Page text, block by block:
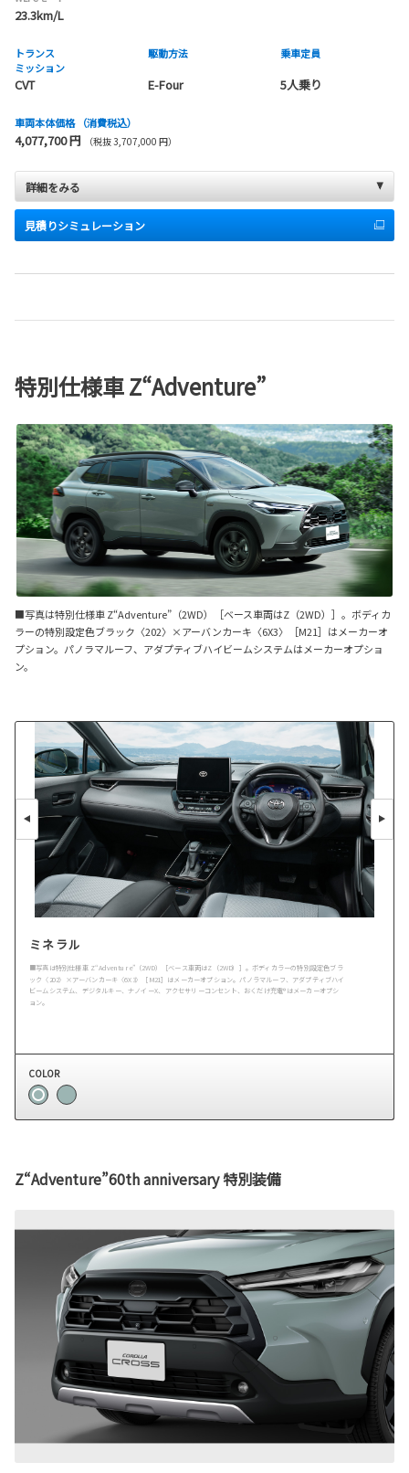
23.3km/L
トランス
ミッション
CVT
駆動方法
E-Four
乗車定員
5人乗り
車両本体価格 （消費税込）
4,077,700 円 （税抜 3,707,000 円）
詳細をみる
見積りシミュレーション
特別仕様車 Z“Adventure”
■写真は特別仕様車 Z“Adventure”（2WD）［ベース車両はZ（2WD）］。ボディカ
ラーの特別設定色ブラック〈202〉×アーバンカーキ〈6X3〉［M21］はメーカーオ
プション。パノラマルーフ、アダプティブハイビームシステムはメーカーオプショ
ン。
ミネラル
■写真は特別仕様車 Z“Adventure”（2WD）［ベース車両はZ（2WD）］。ボディカラーの特別設定色ブラ
ック〈202〉×アーバンカーキ〈6X3〉［M21］はメーカーオプション。パノラマルーフ、アダプティブハイ
ビームシステム、デジタルキー、ナノイーX、アクセサリーコンセント、おくだけ充電®︎はメーカーオプシ
ョン。
COLOR
Z“Adventure”60th anniversary 特別装備